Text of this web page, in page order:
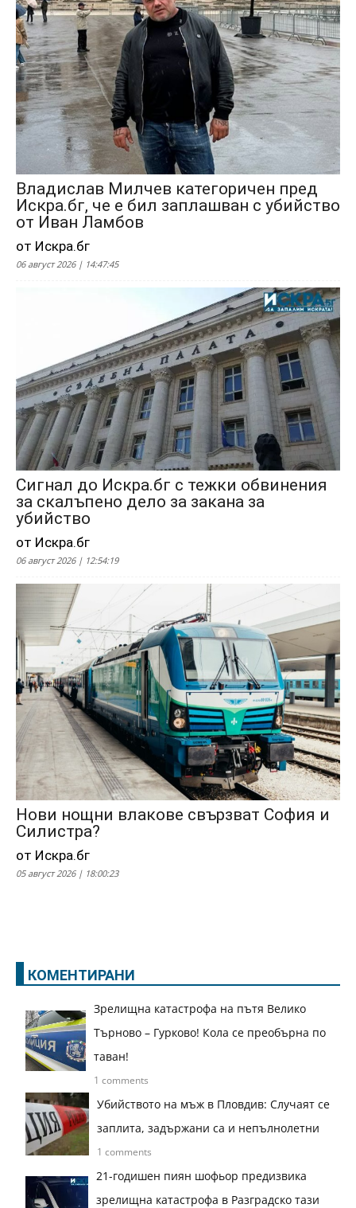
Владислав Милчев категоричен пред
Искра.бг, че е бил заплашван с убийство
от Иван Ламбов
от Искра.бг
06 август 2026 | 14:47:45
Сигнал до Искра.бг с тежки обвинения
за скалъпено дело за закана за
убийство
от Искра.бг
06 август 2026 | 12:54:19
Нови нощни влакове свързват София и
Силистра?
от Искра.бг
05 август 2026 | 18:00:23
КОМЕНТИРАНИ
Зрелищна катастрофа на пътя Велико
Търново – Гурково! Кола се преобърна по
таван!
1 comments
Убийството на мъж в Пловдив: Случаят се
заплита, задържани са и непълнолетни
1 comments
21-годишен пиян шофьор предизвика
зрелищна катастрофа в Разградско тази